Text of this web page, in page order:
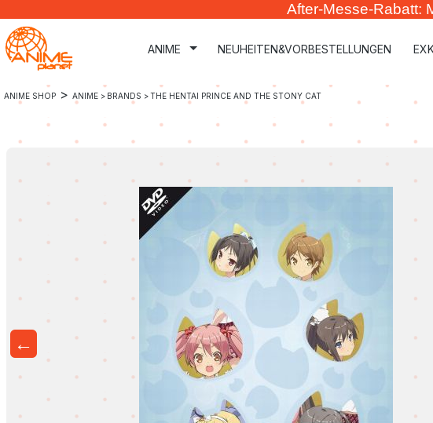
Hauptinhalt springen
Zur Suche springen
Zur Hauptnavigation springen
After-Messe-Rabatt:
ANIME NEUHEITEN&VORBESTELLUNGEN
ANIME SHOP > ANIME > BRANDS >THE HENTAI PRINCE AND THE STONY CAT
←